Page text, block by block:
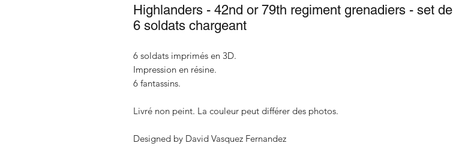
Highlanders - 42nd or 79th regiment grenadiers - set de
6 soldats chargeant
6 soldats imprimés en 3D.
Impression en résine.
6 fantassins.
Livré non peint. La couleur peut différer des photos.
Designed by David Vasquez Fernandez